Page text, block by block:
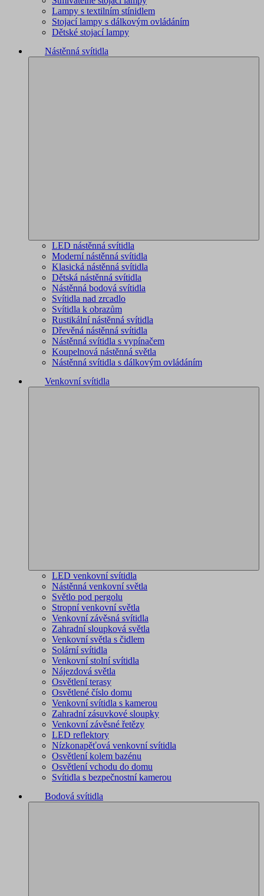
Lampy s textilním stínidlem
Stojací lampy s dálkovým ovládáním
Dětské stojací lampy
Nástěnná svítidla
LED nástěnná svítidla
Moderní nástěnná svítidla
Klasická nástěnná svítidla
Dětská nástěnná svítidla
Nástěnná bodová svítidla
Svítidla nad zrcadlo
Svítidla k obrazům
Rustikální nástěnná svítidla
Dřevěná nástěnná svítidla
Nástěnná svítidla s vypínačem
Koupelnová nástěnná světla
Nástěnná svítidla s dálkovým ovládáním
Venkovní svítidla
LED venkovní svítidla
Nástěnná venkovní světla
Světlo pod pergolu
Stropní venkovní světla
Venkovní závěsná svítidla
Zahradní sloupková světla
Venkovní světla s čidlem
Solární svítidla
Venkovní stolní svítidla
Nájezdová světla
Osvětlení terasy
Osvětlené číslo domu
Venkovní svítidla s kamerou
Zahradní zásuvkové sloupky
Venkovní závěsné řetězy
LED reflektory
Nízkonapěťová venkovní svítidla
Osvětlení kolem bazénu
Osvětlení vchodu do domu
Svítidla s bezpečnostní kamerou
Bodová svítidla